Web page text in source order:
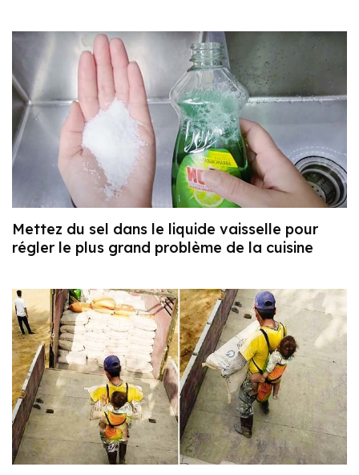
Mettez du sel dans le liquide vaisselle pour
régler le plus grand problème de la cuisine